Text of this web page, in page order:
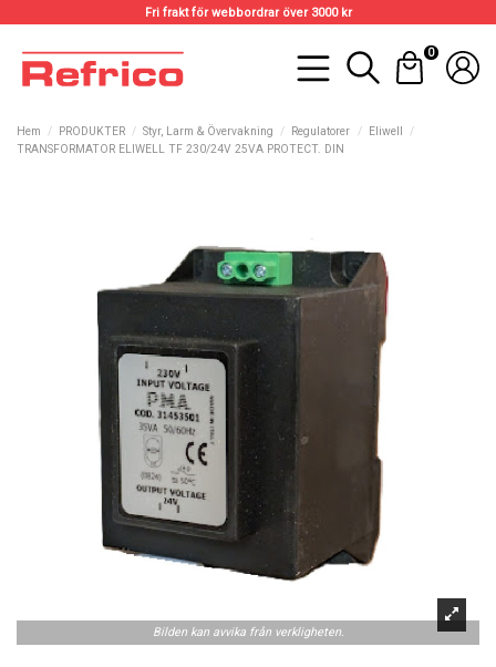
Fri frakt för webbordrar över 3000 kr
0
Hem PRODUKTER Styr, Larm & Övervakning Regulatorer
Eliwell
TRANSFORMATOR ELIWELL TF 230/24V 25VA PROTECT. DIN
Bilden kan avvika från verkligheten.